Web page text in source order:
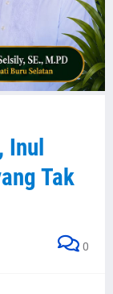
Tak
0